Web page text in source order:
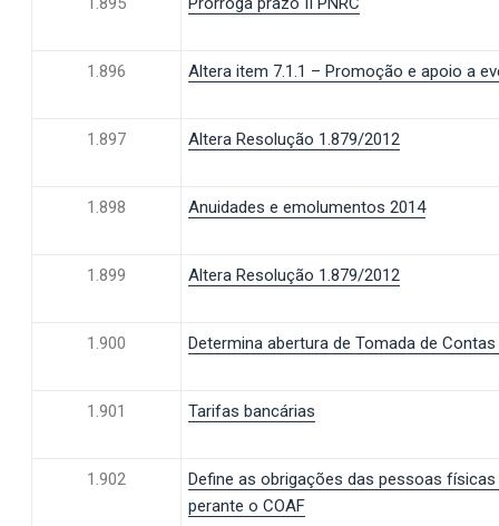
1.896 Altera item 7.1.1 – Promoção e apoio a
1.897 Altera Resolução 1.879/2012
1.898 Anuidades e emolumentos 2014
1.899 Altera Resolução 1.879/2012
1.900 Determina abertura de Tomada de Contas
1.901 Tarifas bancárias
1.902
Define as obrigações das pessoas
perante o COAF